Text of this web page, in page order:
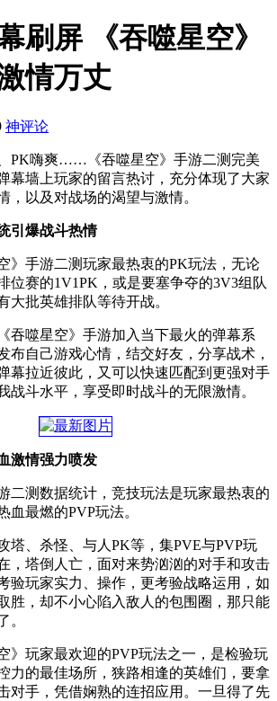
刷屏 《吞噬星空》
情万丈
神评论
PK嗨爽……《吞噬星空》手游二测完美
幕墙上玩家的留言热讨，充分体现了大家
，以及对战场的渴望与激情。
引爆战斗热情
》手游二测玩家最热衷的PK玩法，无论
位赛的1V1PK，或是要塞争夺的3V3组队
大批英雄排队等待开战。
吞噬星空》手游加入当下最火的弹幕系
布自己游戏心情，结交好友，分享战术，
拉近彼此，又可以快速匹配到更强对手
战斗水平，享受即时战斗的无限激情。
激情强力喷发
二测数据统计，竞技玩法是玩家最热衷的
血最燃的PVP玩法。
塔、杀怪、与人PK等，集PVE与PVP玩
，塔倒人亡，面对来势汹汹的对手和攻击
验玩家实力、操作，更考验战略运用，如
胜，却不小心陷入敌人的包围圈，那只能
。
》玩家最欢迎的PVP玩法之一，是检验玩
力的最佳场所，狭路相逢的英雄们，要拿
对手，凭借娴熟的连招应用。一旦得了先